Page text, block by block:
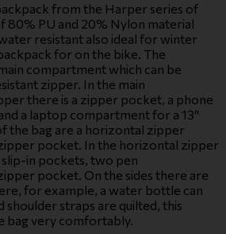
from the Harper series of
80% PU and 20% Nylon material
resistant also ideal for winter
for on the bike. The
compartment which can be
zipper. In the main
there is a zipper pocket, a phone
a laptop compartment for a 13″
the bag are a horizontal zipper
pocket. In the horizontal zipper
in pockets, two pen
pocket. On the sides there are
for example, a water bottle can
shoulder straps are quilted, this
bag very comfortably.